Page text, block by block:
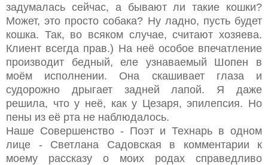
задумалась сейчас, а бывают ли такие кошки?
Может, это просто собака? Ну ладно, пусть будет
кошка. Так, во всяком случае, считают хозяева.
Клиент всегда прав.) На неё особое впечатление
производит бедный, еле узнаваемый Шопен в
моём исполнении. Она скашивает глаза и
судорожно дрыгает задней лапой. Я даже
решила, что у неё, как у Цезаря, эпилепсия. Но
пены из её рта не наблюдалось.
Наше Совершенство - Поэт и Технарь в одном
лице - Светлана Садовская в комментарии к
моему рассказу о моих родах справедливо